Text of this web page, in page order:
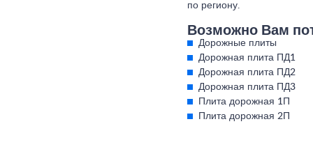
по региону.
Возможно Вам
Дорожные плиты
Дорожная плита ПД1
Дорожная плита ПД2
Дорожная плита ПД3
Плита дорожная 1П
Плита дорожная 2П